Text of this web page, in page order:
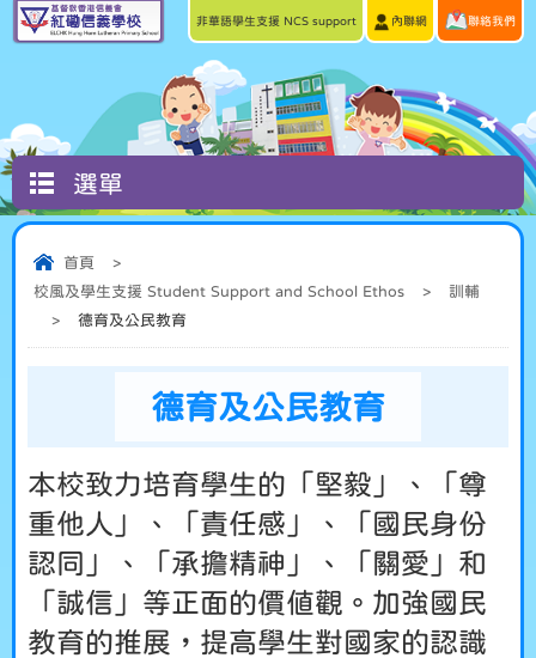
非華語學生支援 NCS support 內聯網 聯絡我們
選單
首頁
>
校風及學生支援 Student Support and School Ethos
>
訓輔
>
德育及公民教育
德育及公民教育
本校致力培育學生的「堅毅」、「尊
重他人」、「責任感」、「國民身份
認同」、「承擔精神」、「關愛」和
「誠信」等正面的價值觀。加強國民
教育的推展，提高學生對國家的認識